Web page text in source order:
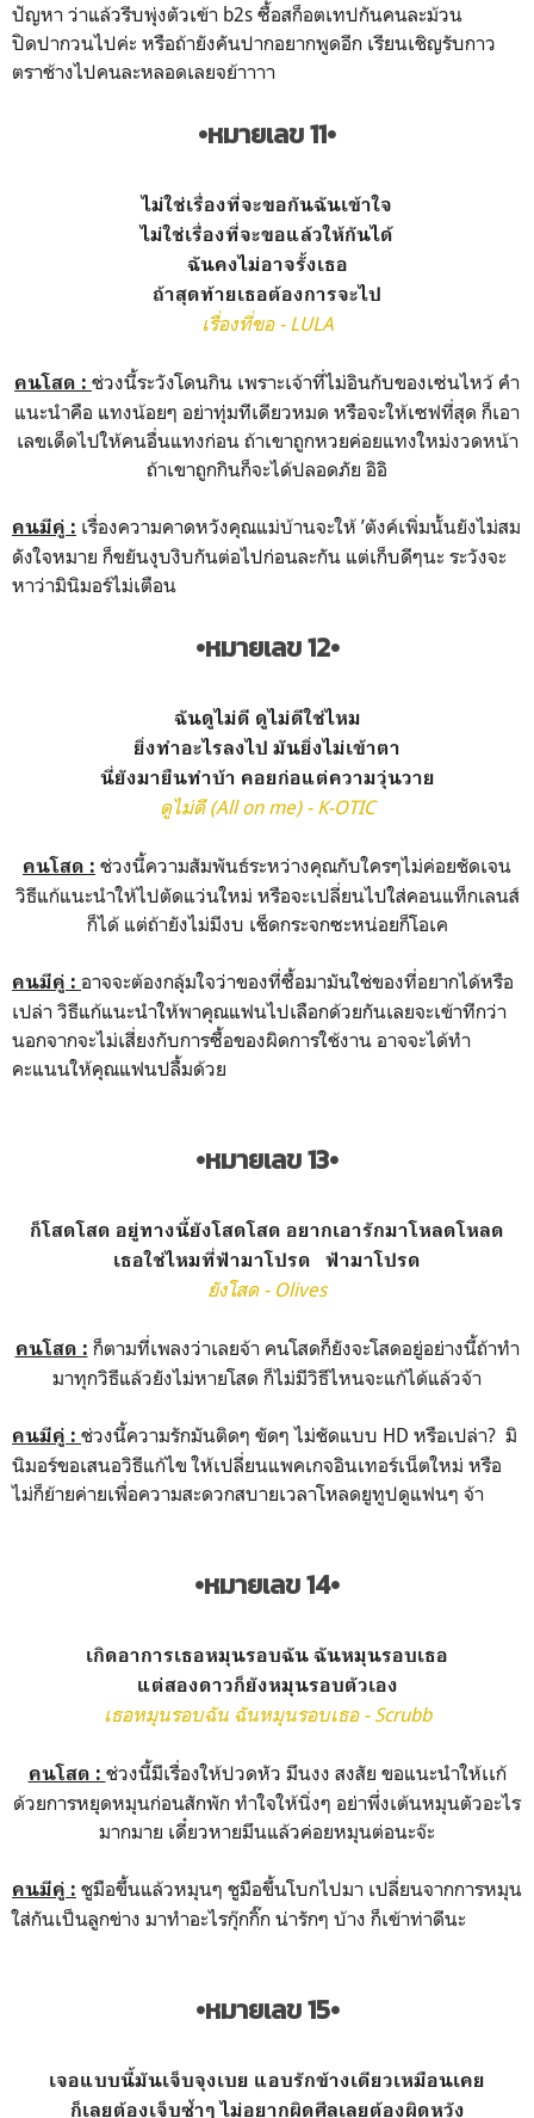
ปัญหา ว่าแล้วรีบพุ่งตัวเข้า b2s ซื้อสก็อตเทปกันคนละม้วน
ปิดปากวนไปค่ะ หรือถ้ายังคันปากอยากพูดอีก เรียนเชิญรับกาว
ตราช้างไปคนละหลอดเลยจย้าาาา
•หมายเลข 11•
ไม่ใช่เรื่องที่จะขอกันฉันเข้าใจ
ไม่ใช่เรื่องที่จะขอแล้วให้กันได้
ฉันคงไม่อาจรั้งเธอ
ถ้าสุดท้ายเธอต้องการจะไป
เรื่องที่ขอ - LULA
คนโสด : ช่วงนี้ระวังโดนกิน เพราะเจ้าที่ไม่อินกับของเซ่นไหว้ คำ
แนะนำคือ แทงน้อยๆ อย่าทุ่มทีเดียวหมด หรือจะให้เซฟที่สุด ก็เอา
เลขเด็ดไปให้คนอื่นแทงก่อน ถ้าเขาถูกหวยค่อยแทงใหม่งวดหน้า
ถ้าเขาถูกกินก็จะได้ปลอดภัย อิอิ
คนมีคู่ : เรื่องความคาดหวังคุณแม่บ้านจะให้ ’ตังค์เพิ่มนั้นยังไม่สม
ดังใจหมาย ก็ขยันงุบงิบกันต่อไปก่อนละกัน แต่เก็บดีๆนะ ระวังจะ
หาว่ามินิมอร์ไม่เตือน
•หมายเลข 12•
ฉันดูไม่ดี ดูไม่ดีใช่ไหม
ยิ่งทำอะไรลงไป มันยิ่งไม่เข้าตา
นี่ยังมายืนทำบ้า คอยก่อแต่ความวุ่นวาย
ดูไม่ดี (All on me) - K-OTIC
คนโสด : ช่วงนี้ความสัมพันธ์ระหว่างคุณกับใครๆไม่ค่อยชัดเจน
วิธีแก้แนะนำให้ไปตัดแว่นใหม่ หรือจะเปลี่ยนไปใส่คอนแท็กเลนส์
ก็ได้ แต่ถ้ายังไม่มีงบ เช็ดกระจกซะหน่อยก็โอเค
คนมีคู่ : อาจจะต้องกลุ้มใจว่าของที่ซื้อมามันใช่ของที่อยากได้หรือ
เปล่า วิธีแก้แนะนำให้พาคุณแฟนไปเลือกด้วยกันเลยจะเข้าทีกว่า
นอกจากจะไม่เสี่ยงกับการซื้อของผิดการใช้งาน อาจจะได้ทำ
คะแนนให้คุณแฟนปลื้มด้วย
•หมายเลข 13•
ก็โสดโสด อยู่ทางนี้ยังโสดโสด อยากเอารักมาโหลดโหลด
เธอใช่ไหมที่ฟ้ามาโปรด ฟ้ามาโปรด
ยังโสด - Olives
คนโสด : ก็ตามที่เพลงว่าเลยจ้า คนโสดก็ยังจะโสดอยู่อย่างนี้ถ้าทำ
มาทุกวิธีแล้วยังไม่หายโสด ก็ไม่มีวิธีไหนจะแก้ได้แล้วจ้า
คนมีคู่ : ช่วงนี้ความรักมันติดๆ ขัดๆ ไม่ชัดแบบ HD หรือเปล่า? มิ
นิมอร์ขอเสนอวิธีแก้ไข ให้เปลี่ยนแพคเกจอินเทอร์เน็ตใหม่ หรือ
ไม่ก็ย้ายค่ายเพื่อความสะดวกสบายเวลาโหลดยูทูปดูแฟนๆ จ้า
•หมายเลข 14•
เกิดอาการเธอหมุนรอบฉัน ฉันหมุนรอบเธอ
แต่สองดาวก็ยังหมุนรอบตัวเอง
เธอหมุนรอบฉัน ฉันหมุนรอบเธอ - Scrubb
คนโสด : ช่วงนี้มีเรื่องให้ปวดหัว มึนงง สงสัย ขอแนะนำให้เเก้
ด้วยการหยุดหมุนก่อนสักพัก ทำใจให้นิ่งๆ อย่าพึ่งเต้นหมุนตัวอะไร
มากมาย เดี๋ยวหายมึนแล้วค่อยหมุนต่อนะจ๊ะ
คนมีคู่ : ชูมือขึ้นแล้วหมุนๆ ชูมือขึ้นโบกไปมา เปลี่ยนจากการหมุน
ใส่กันเป็นลูกข่าง มาทำอะไรกุ๊กกิ๊ก น่ารักๆ บ้าง ก็เข้าท่าดีนะ
•หมายเลข 15•
เจอแบบนี้มันเจ็บจุงเบย แอบรักข้างเดียวเหมือนเคย
ก็เลยต้องเจ็บซ้ำๆ ไม่อยากผิดศีลเลยต้องผิดหวัง